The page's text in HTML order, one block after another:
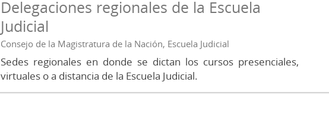
Delegaciones regionales de la Escuela
Judicial
Consejo de la Magistratura de la Nación, Escuela Judicial
Sedes regionales en donde se dictan los cursos presenciales,
virtuales o a distancia de la Escuela Judicial.